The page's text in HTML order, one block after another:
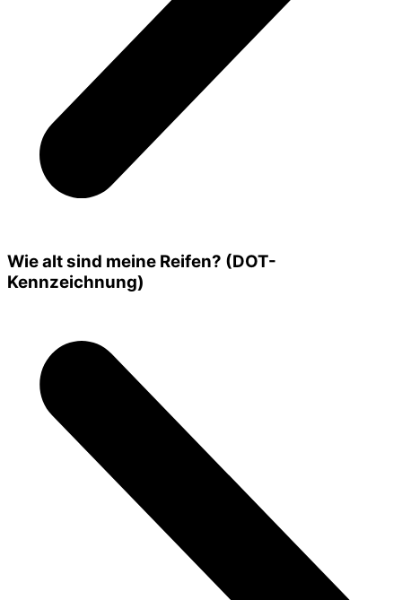
Wie alt sind meine Reifen? (DOT-
Kennzeichnung)